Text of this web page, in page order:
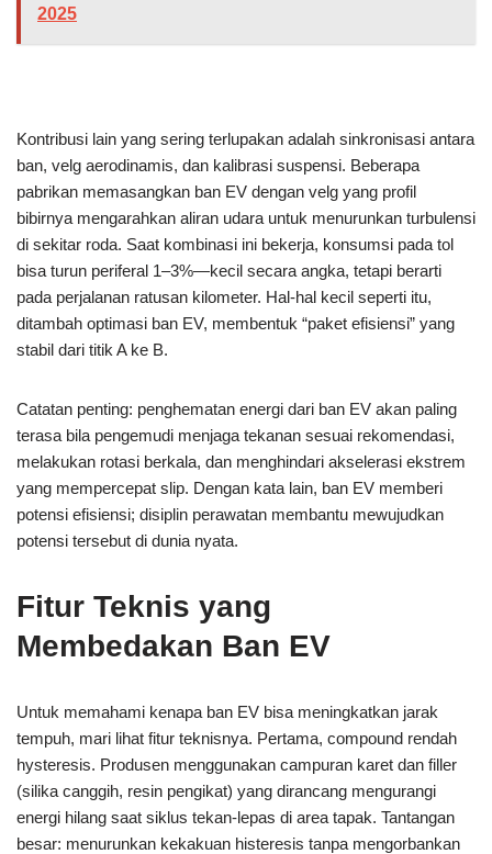
2025
Kontribusi lain yang sering terlupakan adalah sinkronisasi antara
ban, velg aerodinamis, dan kalibrasi suspensi. Beberapa
pabrikan memasangkan ban EV dengan velg yang profil
bibirnya mengarahkan aliran udara untuk menurunkan turbulensi
di sekitar roda. Saat kombinasi ini bekerja, konsumsi pada tol
bisa turun periferal 1–3%—kecil secara angka, tetapi berarti
pada perjalanan ratusan kilometer. Hal-hal kecil seperti itu,
ditambah optimasi ban EV, membentuk “paket efisiensi” yang
stabil dari titik A ke B.
Catatan penting: penghematan energi dari ban EV akan paling
terasa bila pengemudi menjaga tekanan sesuai rekomendasi,
melakukan rotasi berkala, dan menghindari akselerasi ekstrem
yang mempercepat slip. Dengan kata lain, ban EV memberi
potensi efisiensi; disiplin perawatan membantu mewujudkan
potensi tersebut di dunia nyata.
Fitur Teknis yang
Membedakan Ban EV
Untuk memahami kenapa ban EV bisa meningkatkan jarak
tempuh, mari lihat fitur teknisnya. Pertama, compound rendah
hysteresis. Produsen menggunakan campuran karet dan filler
(silika canggih, resin pengikat) yang dirancang mengurangi
energi hilang saat siklus tekan-lepas di area tapak. Tantangan
besar: menurunkan kekakuan histeresis tanpa mengorbankan